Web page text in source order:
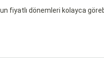
fiyatlı dönemleri kolayca